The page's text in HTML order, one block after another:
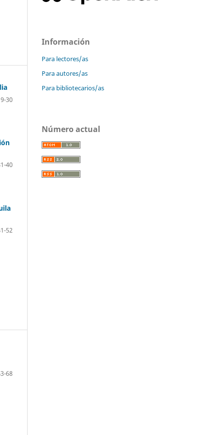
30
40
52
68
Información
Para lectores/as
Para autores/as
Para bibliotecarios/as
Número actual